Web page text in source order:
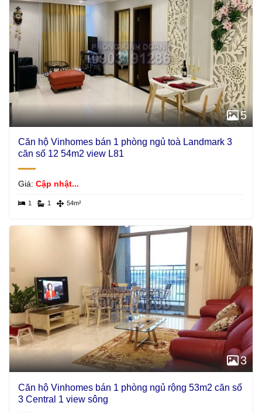
5
Căn hộ Vinhomes bán 1 phòng ngủ toà Landmark 3
căn số 12 54m2 view L81
Giá: Cập nhật...
1 1 54m²
3
Căn hộ Vinhomes bán 1 phòng ngủ rộng 53m2 căn số
3 Central 1 view sông